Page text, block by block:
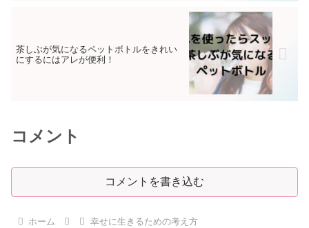
茶しぶが気になるペットボトルをきれい
にするにはアレが便利！
コメント
コメントを書き込む
ホーム 幸せに生きるための考え方